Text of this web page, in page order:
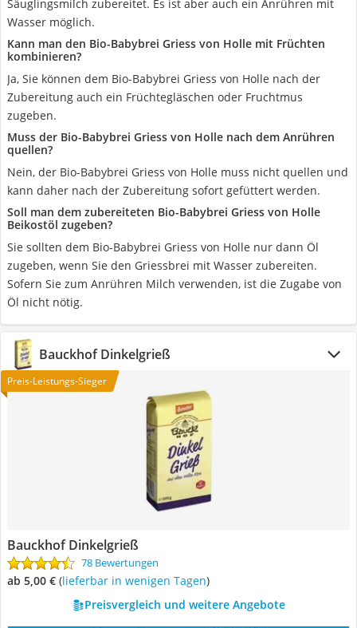
Säuglingsmilch zubereitet. Es ist aber auch ein Anrühren mit
Wasser möglich.
Kann man den Bio-Babybrei Griess von Holle mit Früchten
kombinieren?
Ja, Sie können dem Bio-Babybrei Griess von Holle nach der
Zubereitung auch ein Früchtegläschen oder Fruchtmus
zugeben.
Muss der Bio-Babybrei Griess von Holle nach dem Anrühren
quellen?
Nein, der Bio-Babybrei Griess von Holle muss nicht quellen und
kann daher nach der Zubereitung sofort gefüttert werden.
Soll man dem zubereiteten Bio-Babybrei Griess von Holle
Beikostöl zugeben?
Sie sollten dem Bio-Babybrei Griess von Holle nur dann Öl
zugeben, wenn Sie den Griessbrei mit Wasser zubereiten.
Sofern Sie zum Anrühren Milch verwenden, ist die Zugabe von
Öl nicht nötig.
Bauckhof Dinkelgrieß
Preis-Leistungs-Sieger
Bauckhof Dinkelgrieß
78 Bewertungen
ab 5,00 € ( Lieferbar in wenigen Tagen)
Preisvergleich und weitere Angebote